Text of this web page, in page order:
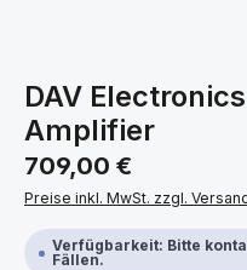
DAV
Amplifier
Regulärer Preis:
709,00 €
Preise inkl. MwSt. zzgl.
Verfügbarkeit: Bitte
Fällen.